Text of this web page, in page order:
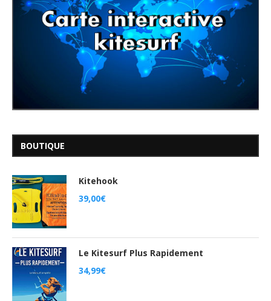
BOUTIQUE
Kitehook
39,00€
Le Kitesurf Plus Rapidement
34,99€